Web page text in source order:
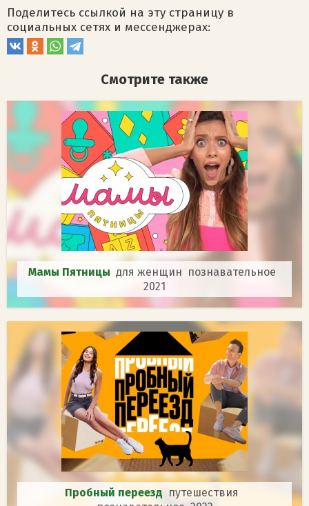
Поделитесь ссылкой на эту страницу в
социальных сетях и мессенджерах:
Смотрите также
Мамы Пятницы для женщин познавательное
2021
Пробный переезд путешествия